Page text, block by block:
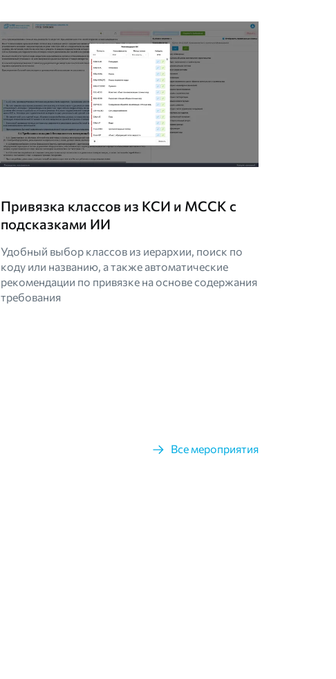
Привязка классов из КСИ и МССК с
подсказками ИИ
Удобный выбор классов из иерархии, поиск по
коду или названию, а также автоматические
рекомендации по привязке на основе содержания
требования
Все мероприятия